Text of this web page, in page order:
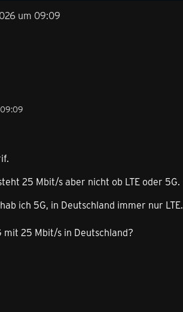
um 09:09
25 Mbit/s aber nicht ob LTE oder 5G.
ich 5G, in Deutschland immer nur LTE.
mit 25 Mbit/s in Deutschland?